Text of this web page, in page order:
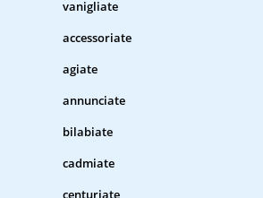
vanigliate
accessoriate
agiate
annunciate
bilabiate
cadmiate
centuriate